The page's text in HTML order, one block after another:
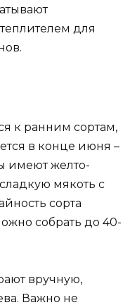
для
к ранним сортам,
в конце июня –
имеют желто-
мякоть с
сорта
собрать до 40-
вручную,
Важно не